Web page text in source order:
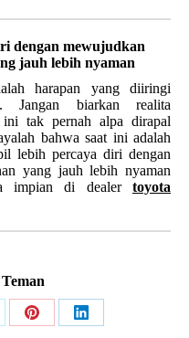
dengan mewujudkan
jauh lebih nyaman
harapan yang diiringi
Jangan biarkan realita
ini tak pernah alpa dirapal
bahwa saat ini adalah
lebih percaya diri dengan
yang jauh lebih nyaman
impian di dealer toyota
Share Share